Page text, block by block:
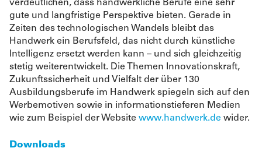
verdeutlichen, dass handwerkliche Berufe eine sehr
gute und langfristige Perspektive bieten. Gerade in
Zeiten des technologischen Wandels bleibt das
Handwerk ein Berufsfeld, das nicht durch künstliche
Intelligenz ersetzt werden kann – und sich gleichzeitig
stetig weiterentwickelt. Die Themen Innovationskraft,
Zukunftssicherheit und Vielfalt der über 130
Ausbildungsberufe im Handwerk spiegeln sich auf den
Werbemotiven sowie in informationstieferen Medien
wie zum Beispiel der Website www.handwerk.de wider.
Downloads